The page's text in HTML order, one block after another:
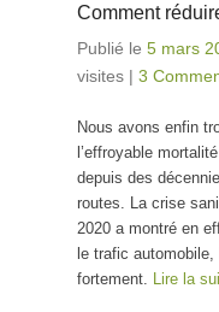
Comment
Publié le 5 mars
visites | 3
Nous avons enfin
l’effroyable
depuis des
routes. La crise
2020 a montré en
le trafic
fortement. Lire la